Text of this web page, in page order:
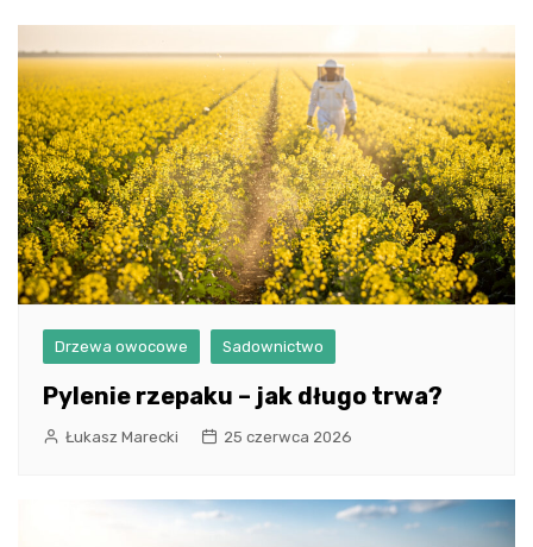
Drzewa owocowe Sadownictwo
Pylenie rzepaku – jak długo trwa?
Łukasz Marecki 25 czerwca 2026